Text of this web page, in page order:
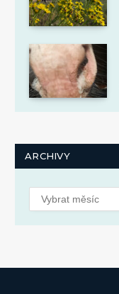
ARCHIVY
Archivy